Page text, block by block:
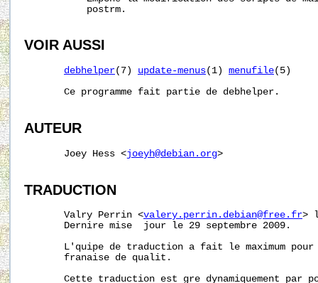
           postrm.
VOIR AUSSI
debhelper(7) update-menus(1) menufile(5)
       Ce programme fait partie de debhelper.
AUTEUR
       Joey Hess <
joeyh@debian.org>
TRADUCTION
       Valry Perrin <
valery.perrin.debian@free.fr>
       Dernire mise  jour le 29 septembre 2009.
L'quipe de traduction a fait le maximum
       franaise de qualit.
Cette traduction est gre dynamiquement par